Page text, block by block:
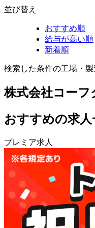
並び替え
おすすめ順
給与が高い順
新着順
検索した条件の工場・
株式会社コー
おすすめの求人
プレミア求人